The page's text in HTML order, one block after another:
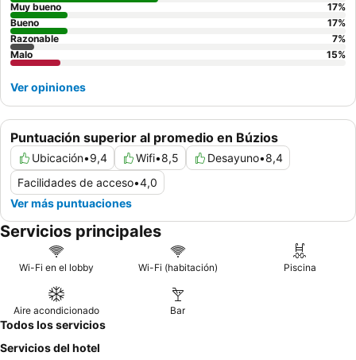
Puntuación superior al promedio en Búzios
Ubicación•9,4 Wifi•8,5 Desayuno•8,4
Facilidades de acceso•4,0
Ver más puntuaciones
Muy bueno
17%
Bueno
17%
Razonable
7%
Malo
15%
Ver opiniones
Servicios principales
Wi-Fi en el lobby Wi-Fi (habitación) Piscina
Aire acondicionado Bar
Todos los servicios
Servicios del hotel